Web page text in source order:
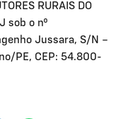
RURAIS DO
sob o nº
Jussara, S/N –
PE, CEP: 54.800-